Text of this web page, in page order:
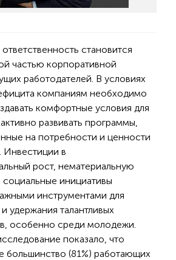
становится
частью корпоративной
работодателей. В условиях
компаниям необходимо
комфортные условия для
развивать программы,
на потребности и ценности
Инвестиции в
рост, нематериальную
инициативы
инструментами для
удержания талантливых
особенно среди молодежи.
показало, что
большинство (81%) работающих